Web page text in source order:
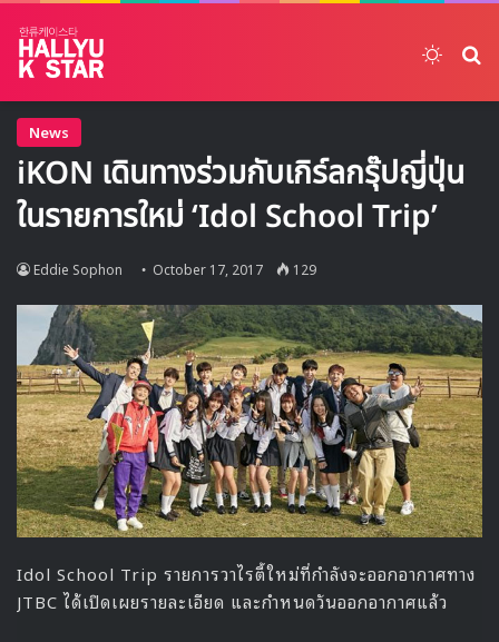
News
iKON เดินทางร่วมกับเกิร์ลกรุ๊ปญี่ปุ่น
ในรายการใหม่ ‘Idol School Trip’
Eddie Sophon October 17, 2017 129
Idol School Trip รายการวาไรตี้ใหม่ที่กำลังจะออกอากาศทาง
JTBC ได้เปิดเผยรายละเอียด และกำหนดวันออกอากาศแล้ว